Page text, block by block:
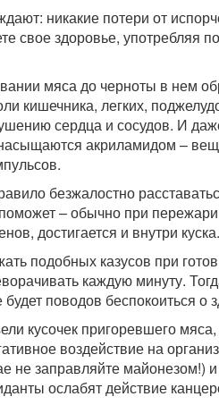
никакие потери от
свое здоровье,
мяса до черноты в нем
кишечника, легких,
сердца и сосудов. И
акриламидом –
безжалостно
– обычно при
достигается и внутри
подобных казусов при
каждую минуту.
будет поводов беспокоиться
кусочек пригоревшего
воздействие на
не заправляйте
ослабят действие